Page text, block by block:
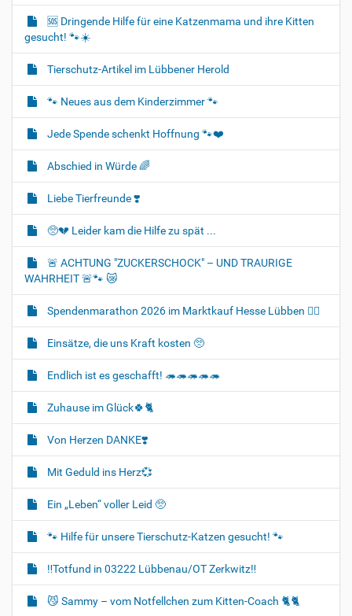
🆘️ Dringende Hilfe für eine Katzenmama und ihre Kitten
gesucht! 🐾☀️
Tierschutz-Artikel im Lübbener Herold
🐾 Neues aus dem Kinderzimmer 🐾
Jede Spende schenkt Hoffnung 🐾❤️
Abschied in Würde 🌈
Liebe Tierfreunde ❣️
🥺💔 Leider kam die Hilfe zu spät ...
🚨 ACHTUNG "ZUCKERSCHOCK" – UND TRAURIGE
WAHRHEIT 🚨🐾 😿
Spendenmarathon 2026 im Marktkauf Hesse Lübben 👍🏻
Einsätze, die uns Kraft kosten 🥺
Endlich ist es geschafft! 🦔🦔🦔🦔🦔
Zuhause im Glück🍀🐈‍
Von Herzen DANKE❣️
Mit Geduld ins Herz💞
Ein „Leben“ voller Leid 🥺
🐾 Hilfe für unsere Tierschutz-Katzen gesucht! 🐾
‼️Totfund in 03222 Lübbenau/OT Zerkwitz‼️
😼 Sammy – vom Notfellchen zum Kitten-Coach 🐈🐈‍